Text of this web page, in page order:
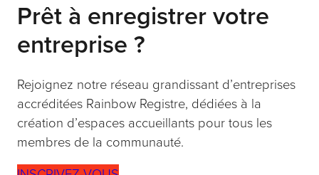
ACA & Prolang –
Language Training |
Formation Linguistique
Quebec, le Québec
VOIR LE PROFIL
Prêt à enregistrer votre
entreprise ?
Rejoignez notre réseau grandissant d’entreprises
accréditées Rainbow Registre, dédiées à la
création d’espaces accueillants pour tous les
membres de la communauté.